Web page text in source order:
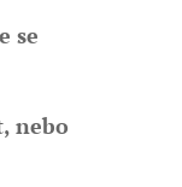
se
nebo